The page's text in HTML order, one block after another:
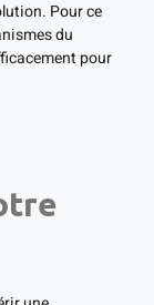
Pour ce
du
pour